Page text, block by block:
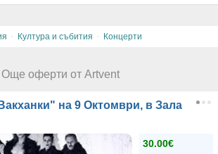
· Култура и събития · Концерти
Още оферти от Artvent
на 9 Октомври, в Зала
30.00€